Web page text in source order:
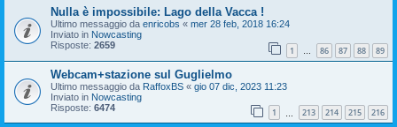
Nulla è impossibile: Lago della Vacca !
Ultimo messaggio da enricobs « mer 28 feb, 2018 16:24
Inviato in Nowcasting
Risposte: 2659 1 … 86 87 88 89
Webcam+stazione sul Guglielmo
Ultimo messaggio da RaffoxBS « gio 07 dic, 2023 11:23
Inviato in Nowcasting
Risposte: 6474 1 213 214 215 216